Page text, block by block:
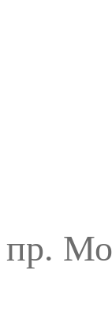
пр.